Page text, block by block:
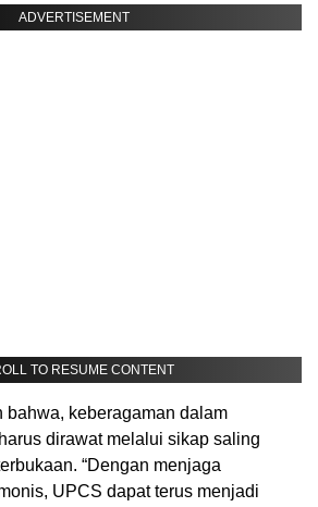
ADVERTISEMENT
TO RESUME CONTENT
bahwa, keberagaman dalam
dirawat melalui sikap saling
“Dengan menjaga
UPCS dapat terus menjadi